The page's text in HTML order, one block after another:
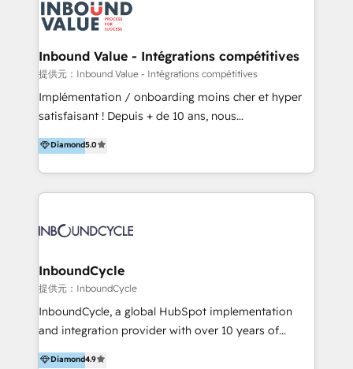
『最適なハブ』になります。 ーーーーーーーーーーー
ーーーーーーーーーーーーーーーーーーー 【プロジェ
90分程度） -現状課題の抽出、現実的な目標の確認 -要
件整理、必要十分なHubSpot製品の組合せのご提案 -お
見積り提示・ご承認、スケジュール決定、プロジェクト
キックオフ -マーケティング戦略策定（KGI）、ウェブ
戦略・戦術の設計（KPI） -全体導線遷移設計、ビジュ
プレート構築（CMS Hub） -顧客ライフサイクルステ
義・構築（Marketing Hub） -営業パイプラインの定
（Salesforce,SanSan,freeeなどとのデータ連携） -テ
スト公開・ブラウザチェック -本番公開、操作レクチャ
ー・マニュアル作成 -運用支援開始 ーーーーーーーーー
ーーーーーーーーーーーーーーーーーーーーー まずは
ハブワンにお気軽にご相談ください。
BPO・実務まで幅広いご支援が可能です。 また、2022
年に国内初のBtoB営業DXに関する書籍『業務効率化か
らはじめるBtoB営業DX BtoB営業もここまでデジタル
化できる! 」を出版いたしました。 HubSpotの導入／
活用支援以外にも、下記のようなサービスを提供してい
ます。 - ABMターゲット定義 / リスト作成 - カスタマ
着 - WEB / LP / BtoB-EC制作 - WEB広告(Google/FB
他)運用 - 記事コンテンツ / 動画制作 - インサイドセー
織構築
Inbound Value - Intégrations compétitives
提供元：Inbound Value - Intégrations compétitives
Implémentation / onboarding moins cher et hyper
satisfaisant ! Depuis + de 10 ans, nous
accompagnons des entreprises dans
l’automatisation de leur croissance digitale via
HubSpot avec une approche compétitive. Nous
aidons nos clients à générer plus de RDV en
sommes une agence d’Inbound marketing et sales à
Diamond5.0
InboundCycle
提供元：InboundCycle
InboundCycle, a global HubSpot implementation
and integration provider with over 10 years of
experience, serves businesses in diverse industries.
Diamond4.9